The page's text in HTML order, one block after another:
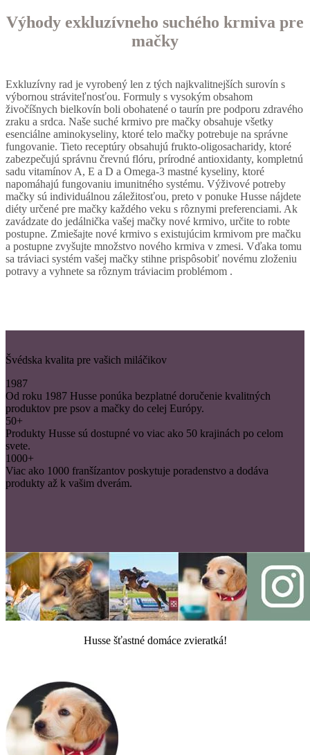
Výhody exkluzívneho suchého krmiva pre
mačky
Exkluzívny rad je vyrobený len z tých najkvalitnejších surovín s
výbornou stráviteľnosťou. Formuly s vysokým obsahom
živočíšnych bielkovín boli obohatené o taurín pre podporu zdravého
zraku a srdca. Naše suché krmivo pre mačky obsahuje všetky
esenciálne aminokyseliny, ktoré telo mačky potrebuje na správne
fungovanie. Tieto receptúry obsahujú frukto-oligosacharidy, ktoré
zabezpečujú správnu črevnú flóru, prírodné antioxidanty, kompletnú
sadu vitamínov A, E a D a Omega-3 mastné kyseliny, ktoré
napomáhajú fungovaniu imunitného systému. Výživové potreby
mačky sú individuálnou záležitosťou, preto v ponuke Husse nájdete
diéty určené pre mačky každého veku s rôznymi preferenciami. Ak
zavádzate do jedálnička vašej mačky nové krmivo, určite to robte
postupne. Zmiešajte nové krmivo s existujúcim krmivom pre mačku
a postupne zvyšujte množstvo nového krmiva v zmesi. Vďaka tomu
sa tráviaci systém vašej mačky stihne prispôsobiť novému zloženiu
potravy a vyhnete sa rôznym tráviacim problémom .
Švédska kvalita pre vašich miláčikov
1987
Od roku 1987 Husse ponúka bezplatné doručenie kvalitných
produktov pre psov a mačky do celej Európy.
50+
Produkty Husse sú dostupné vo viac ako 50 krajinách po celom
svete.
1000+
Viac ako 1000 franšízantov poskytuje poradenstvo a dodáva
produkty až k vašim dverám.
Husse šťastné domáce zvieratká!